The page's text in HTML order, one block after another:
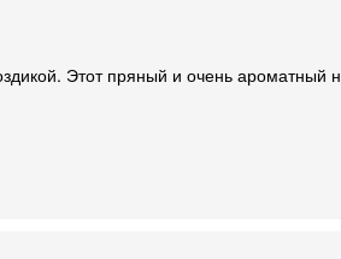
Этот пряный и очень